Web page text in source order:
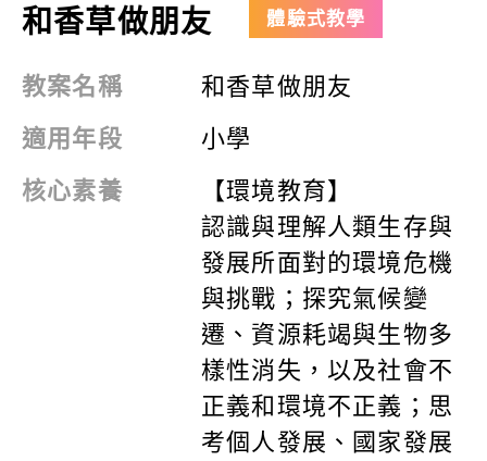
和香草做朋友 體驗式教學
教案名稱
和香草做朋友
適用年段
小學
核心素養
【環境教育】
認識與理解人類生存與
發展所面對的環境危機
與挑戰；探究氣候變
遷、資源耗竭與生物多
樣性消失，以及社會不
正義和環境不正義；思
考個人發展、國家發展